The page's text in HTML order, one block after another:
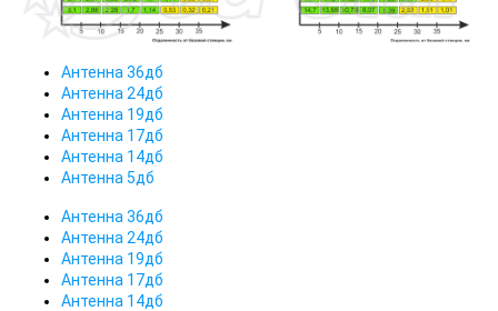
Антенна 36дб
Антенна 24дб
Антенна 19дб
Антенна 17дб
Антенна 14дб
Антенна 5дб
Антенна 36дб
Антенна 24дб
Антенна 19дб
Антенна 17дб
Антенна 14дб